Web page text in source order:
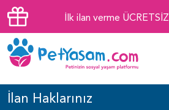
İlk ilan verme ÜCRETSİZ
İlan Haklarınız